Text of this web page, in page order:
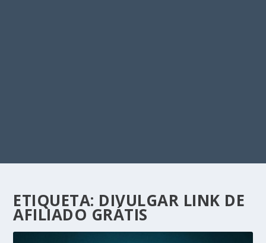
ETIQUETA: DIVULGAR LINK DE
AFILIADO GRÁTIS